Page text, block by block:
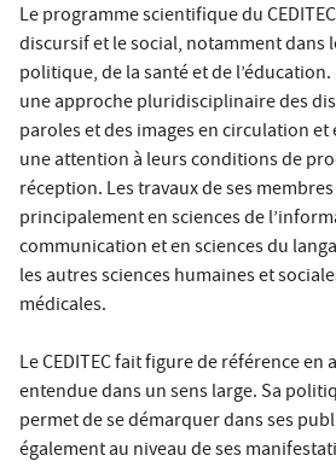
Le programme scientiﬁque du
discursif et le social, notamment dans
politique, de la santé et de
une approche pluridisciplinaire des
paroles et des images en circulation
une attention à leurs conditions de
réception. Les travaux de ses
principalement en sciences de
communication et en sciences du
les autres sciences humaines et
médicales.
Le CEDITEC fait figure de référence en
entendue dans un sens large. Sa
permet de se démarquer dans ses
également au niveau de ses